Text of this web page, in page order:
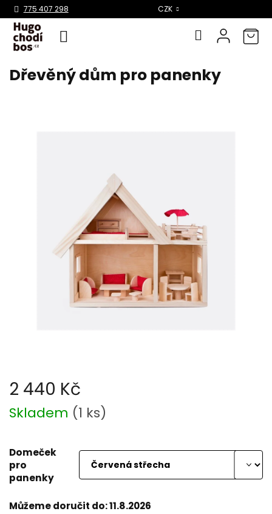
Přejít
775 407 298 CZK
Dřevěný dům pro panenky
2 440 Kč
Měrná
cena:
Skladem (1 ks)
Domeček
pro
panenky
Můžeme doručit do:11.8.2026